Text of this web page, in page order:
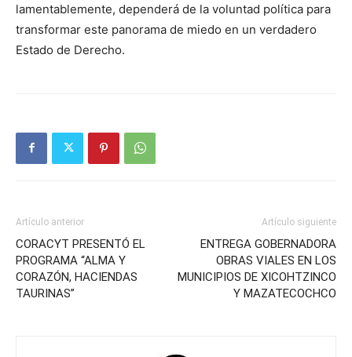
lamentablemente, dependerá de la voluntad política para
transformar este panorama de miedo en un verdadero
Estado de Derecho.
Artículo anterior
CORACYT PRESENTÓ EL
PROGRAMA “ALMA Y
CORAZÓN, HACIENDAS
TAURINAS”
Artículo siguiente
ENTREGA GOBERNADORA
OBRAS VIALES EN LOS
MUNICIPIOS DE XICOHTZINCO
Y MAZATECOCHCO